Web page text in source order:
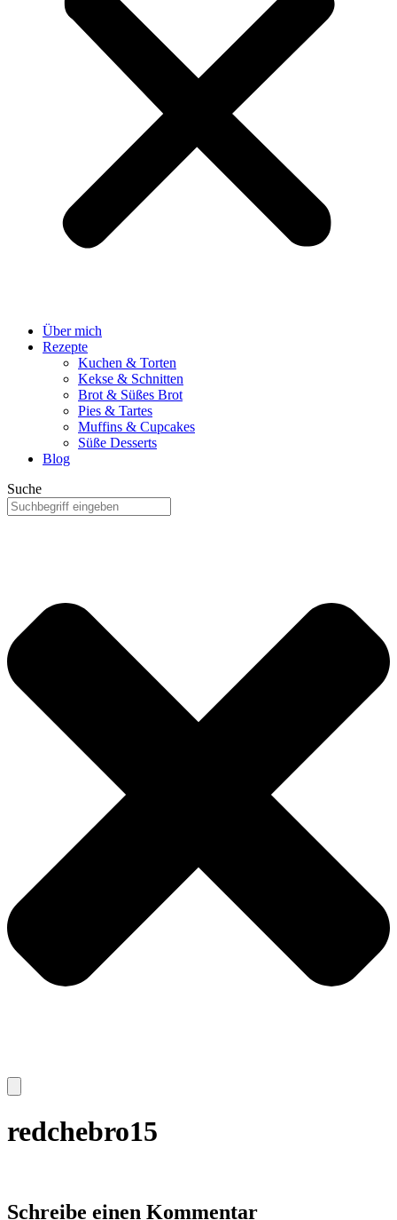
Über mich
Rezepte
Kuchen & Torten
Kekse & Schnitten
Brot & Süßes Brot
Pies & Tartes
Muffins & Cupcakes
Süße Desserts
Blog
Suche
redchebro15
Schreibe einen Kommentar